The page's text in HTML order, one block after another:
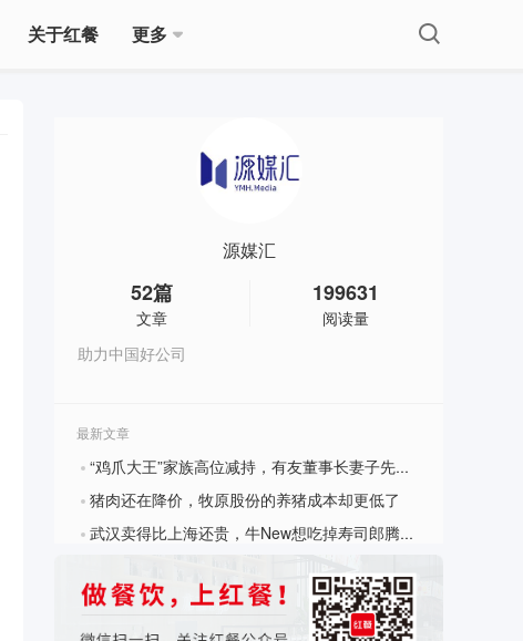
关于红餐 更多
源媒汇
52篇
文章
199631
阅读量
助力中国好公司
最新文章
? “鸡爪大王”家族高位减持，有友董事长妻子先拿一个亿？
? 猪肉还在降价，牧原股份的养猪成本却更低了
? 武汉卖得比上海还贵，牛New想吃掉寿司郎腾出的肉